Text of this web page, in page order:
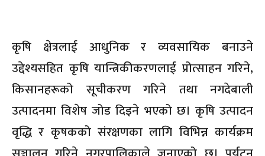
कृषि क्षेत्रलाई आधुनिक र व्यवसायिक बनाउने
उद्देश्यसहित कृषि यान्त्रिकीकरणलाई प्रोत्साहन गरिने,
किसानहरूको सूचीकरण गरिने तथा नगदेबाली
उत्पादनमा विशेष जोड दिइने भएको छ। कृषि उत्पादन
वृद्धि र कृषकको संरक्षणका लागि विभिन्न कार्यक्रम